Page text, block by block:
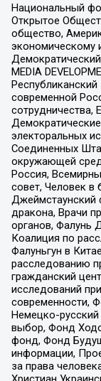
Национальный
Открытое
общество,
экономическому
MEDIA
современной
сотрудничества,
электоральных
Соединенных
окружающей
Россия,
совет, Человек
Джеймстаунский
дракона, Врачи
органов, Фалунь
Коалиция по
Фалуньгун в
расследованию
гражданский
исследований
современности,
Немецко-
выбор, Фонд
фонд, Фонд
информации,
за права